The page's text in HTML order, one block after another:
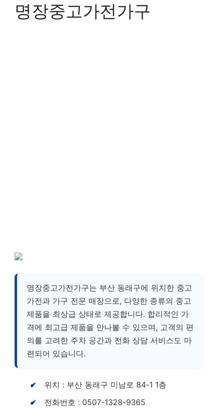
명장중고가전가구
명장중고가전가구는 부산 동래구에 위치한 중고
가전과 가구 전문 매장으로, 다양한 종류의 중고
제품을 최상급 상태로 제공합니다. 합리적인 가
격에 최고급 제품을 만나볼 수 있으며, 고객의 편
의를 고려한 주차 공간과 전화 상담 서비스도 마
련되어 있습니다.
위치 : 부산 동래구 미남로 84-1 1층
전화번호 : 0507-1328-9365